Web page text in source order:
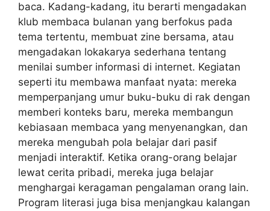
baca. Kadang-kadang, itu berarti mengadakan
klub membaca bulanan yang berfokus pada
tema tertentu, membuat zine bersama, atau
mengadakan lokakarya sederhana tentang
menilai sumber informasi di internet. Kegiatan
seperti itu membawa manfaat nyata: mereka
memperpanjang umur buku-buku di rak dengan
memberi konteks baru, mereka membangun
kebiasaan membaca yang menyenangkan, dan
mereka mengubah pola belajar dari pasif
menjadi interaktif. Ketika orang-orang belajar
lewat cerita pribadi, mereka juga belajar
menghargai keragaman pengalaman orang lain.
Program literasi juga bisa menjangkau kalangan